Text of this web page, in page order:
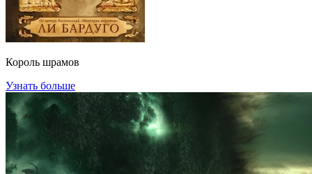
Король шрамов
Узнать больше